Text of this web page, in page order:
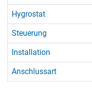
Hygrostat
Steuerung
Installation
Anschlussart